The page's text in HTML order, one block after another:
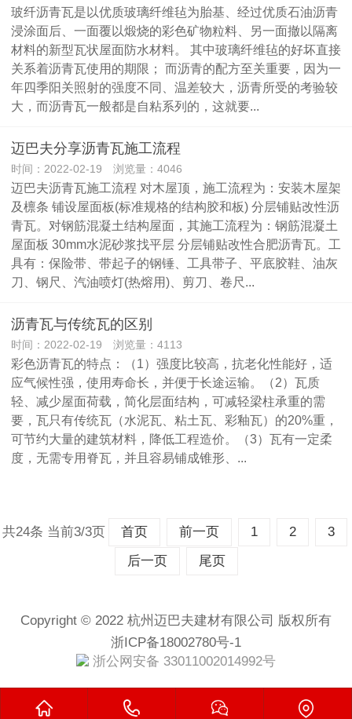
玻纤沥青瓦是以优质玻璃纤维毡为胎基、经过优质石油沥青
浸涂面后、一面覆以煅烧的彩色矿物粒料、另一面撤以隔离
材料的新型瓦状屋面防水材料。 其中玻璃纤维毡的好坏直接
关系着沥青瓦使用的期限； 而沥青的配方至关重要，因为一
年四季阳关照射的强度不同、温差较大，沥青所受的考验较
大，而沥青瓦一般都是自粘系列的，这就要...
迈巴夫分享沥青瓦施工流程
时间：2022-02-19 浏览量：4046
迈巴夫沥青瓦施工流程 对木屋顶，施工流程为：安装木屋架
及檩条 铺设屋面板(标准规格的结构胶和板) 分层铺贴改性沥
青瓦。对钢筋混凝土结构屋面，其施工流程为：钢筋混凝土
屋面板 30mm水泥砂浆找平层 分层铺贴改性合肥沥青瓦。工
具有：保险带、带起子的钢锤、工具带子、平底胶鞋、油灰
刀、钢尺、汽油喷灯(热熔用)、剪刀、卷尺...
沥青瓦与传统瓦的区别
时间：2022-02-19 浏览量：4113
彩色沥青瓦的特点：（1）强度比较高，抗老化性能好，适
应气候性强，使用寿命长，并便于长途运输。（2）瓦质
轻、减少屋面荷载，简化层面结构，可减轻梁柱承重的需
要，瓦只有传统瓦（水泥瓦、粘土瓦、彩釉瓦）的20%重，
可节约大量的建筑材料，降低工程造价。（3）瓦有一定柔
度，无需专用脊瓦，并且容易铺成锥形、...
共24条 当前3/3页 首页 前一页 1 2
3
后一页
尾页
Copyright © 2022 杭州迈巴夫建材有限公司 版权所有
浙ICP备18002780号-1
浙公网安备 33011002014992号